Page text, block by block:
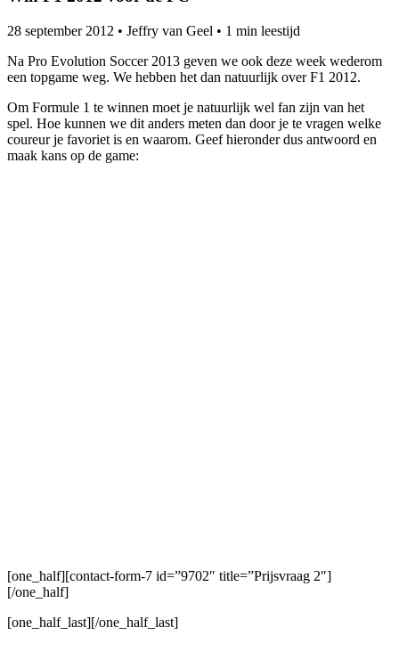
28 september 2012 • Jeffry van Geel • 1 min leestijd
Na Pro Evolution Soccer 2013 geven we ook deze week wederom
een topgame weg. We hebben het dan natuurlijk over F1 2012.
Om Formule 1 te winnen moet je natuurlijk wel fan zijn van het
spel. Hoe kunnen we dit anders meten dan door je te vragen welke
coureur je favoriet is en waarom. Geef hieronder dus antwoord en
maak kans op de game:
[one_half][contact-form-7 id=”9702″ title=”Prijsvraag 2″]
[/one_half]
[one_half_last][/one_half_last]